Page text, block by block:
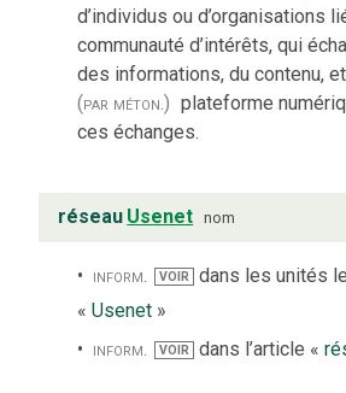
d’individus ou d’organisations
communauté d’intérêts, qui
des informations, du contenu,
(par méton.) plateforme
ces échanges.
réseau Usenet nom
inform. VOIR dans les unités
« Usenet »
inform.
VOIR dans l’article «